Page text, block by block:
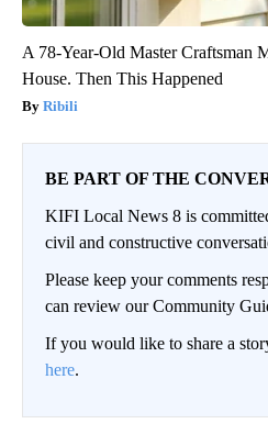
A 78-Year-Old Master Craftsman
House. Then This Happened
Ribili
BE PART OF THE
KIFI Local News 8 is
civil and constructive
Please keep your comments
can review our Community
If you would like to share a
here.